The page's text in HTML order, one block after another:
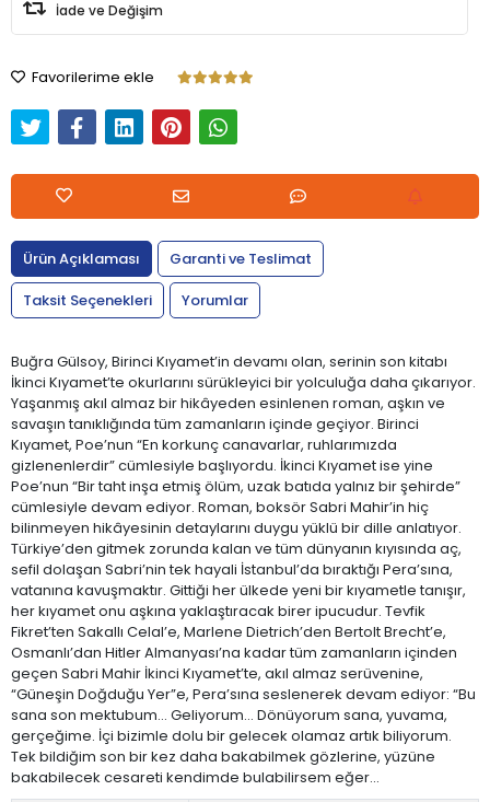
İade ve Değişim
Favorilerime ekle
Ürün Açıklaması
Garanti ve Teslimat
Taksit Seçenekleri
Yorumlar
Buğra Gülsoy, Birinci Kıyamet’in devamı olan, serinin son kitabı
İkinci Kıyamet’te okurlarını sürükleyici bir yolculuğa daha çıkarıyor.
Yaşanmış akıl almaz bir hikâyeden esinlenen roman, aşkın ve
savaşın tanıklığında tüm zamanların içinde geçiyor. Birinci
Kıyamet, Poe’nun “En korkunç canavarlar, ruhlarımızda
gizlenenlerdir” cümlesiyle başlıyordu. İkinci Kıyamet ise yine
Poe’nun “Bir taht inşa etmiş ölüm, uzak batıda yalnız bir şehirde”
cümlesiyle devam ediyor. Roman, boksör Sabri Mahir’in hiç
bilinmeyen hikâyesinin detaylarını duygu yüklü bir dille anlatıyor.
Türkiye’den gitmek zorunda kalan ve tüm dünyanın kıyısında aç,
sefil dolaşan Sabri’nin tek hayali İstanbul’da bıraktığı Pera’sına,
vatanına kavuşmaktır. Gittiği her ülkede yeni bir kıyametle tanışır,
her kıyamet onu aşkına yaklaştıracak birer ipucudur. Tevfik
Fikret’ten Sakallı Celal’e, Marlene Dietrich’den Bertolt Brecht’e,
Osmanlı’dan Hitler Almanyası’na kadar tüm zamanların içinden
geçen Sabri Mahir İkinci Kıyamet’te, akıl almaz serüvenine,
“Güneşin Doğduğu Yer”e, Pera’sına seslenerek devam ediyor: “Bu
sana son mektubum… Geliyorum… Dönüyorum sana, yuvama,
gerçeğime. İçi bizimle dolu bir gelecek olamaz artık biliyorum.
Tek bildiğim son bir kez daha bakabilmek gözlerine, yüzüne
bakabilecek cesareti kendimde bulabilirsem eğer...